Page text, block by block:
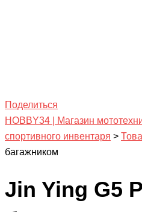
Поделиться
HOBBY34 | Магазин
спортивного инвентаря >
багажником
Jin Ying G5